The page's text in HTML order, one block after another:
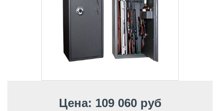
Цена: 109 060 руб